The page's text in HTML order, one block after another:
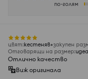
по-голям
цвят:кестеняв закупен
Отговарящи на размер:
Отлично качество
Виж оригинала